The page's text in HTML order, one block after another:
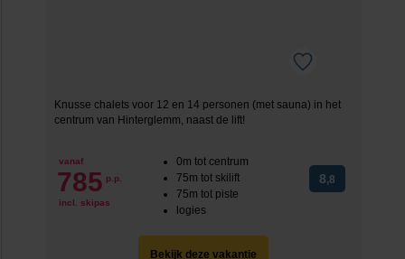
Knusse chalets voor 12 en 14 personen (met sauna) in het
centrum van Hinterglemm, naast de lift!
vanaf
785 p.p.
incl. skipas
0m tot centrum
75m tot skilift
75m tot piste
logies
8,8
Bekijk deze vakantie